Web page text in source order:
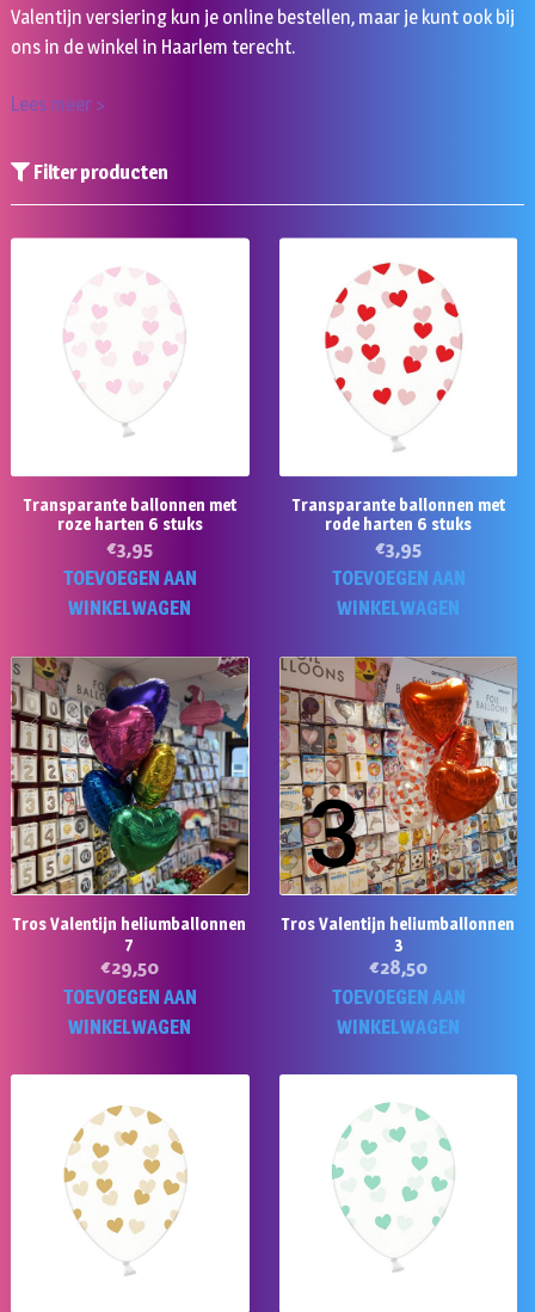
Valentijn versiering kun je online bestellen, maar je kunt ook bij
ons in de winkel in Haarlem terecht.
Lees meer >
Filter producten
Transparante ballonnen met
roze harten 6 stuks
€3,95
TOEVOEGEN AAN
WINKELWAGEN
Transparante ballonnen met
rode harten 6 stuks
€3,95
TOEVOEGEN AAN
WINKELWAGEN
Tros Valentijn heliumballonnen
7
€29,50
TOEVOEGEN AAN
WINKELWAGEN
Tros Valentijn heliumballonnen
3
€28,50
TOEVOEGEN AAN
WINKELWAGEN